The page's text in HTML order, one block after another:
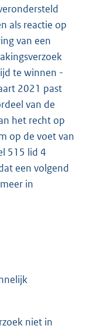
als reactie op
van een
te winnen -
2021 past
van de
het recht op
op de voet van
515 lid 4
een volgend
in
niet in